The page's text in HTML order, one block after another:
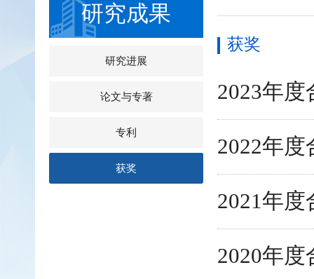
研究成果
研究进展
论文与专著
专利
获奖
获奖
2023年
2022年
2021年
2020年